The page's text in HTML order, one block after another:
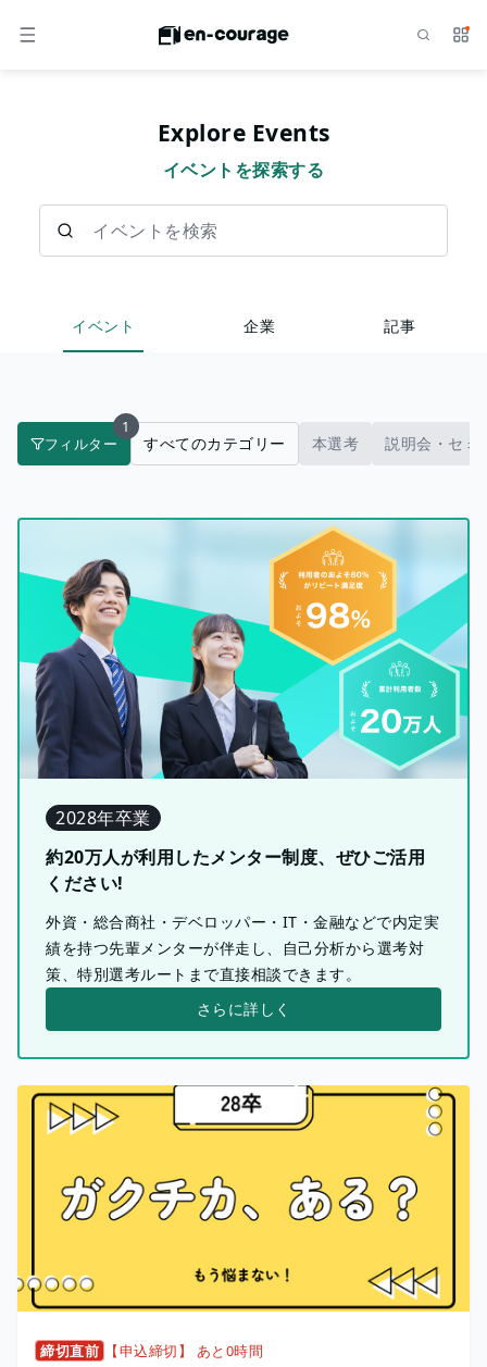
メニュー サ
Explore Events
イベントを探索する
イベント 企業 記事
フィルター
1
すべてのカテゴリー 本選考 説明会・セミ
2028年卒業
約20万人が利用したメンター制度、ぜひご活用
ください!
外資・総合商社・デベロッパー・IT・金融などで内定実
績を持つ先輩メンターが伴走し、自己分析から選考対
策、特別選考ルートまで直接相談できます。
さらに詳しく
締切直前 【申込締切】 あと0時間